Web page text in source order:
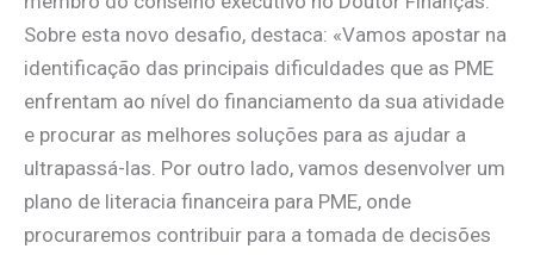
Sobre esta novo desafio, destaca: «Vamos apostar na
identificação das principais dificuldades que as PME
enfrentam ao nível do financiamento da sua atividade
e procurar as melhores soluções para as ajudar a
ultrapassá-las. Por outro lado, vamos desenvolver um
plano de literacia financeira para PME, onde
procuraremos contribuir para a tomada de decisões